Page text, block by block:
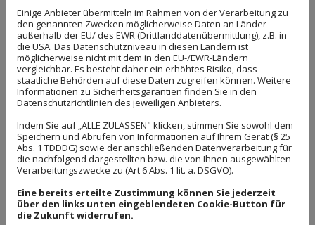
Weiteren verarbeiten wir Ihre Daten, sofern diese zur
Erfüllung einer rechtlichen Verpflichtung
erforderlich sind, auf Grundlage von Art. 6 Abs. 1 lit.
c DS-GVO. Die Datenverarbeitung kann ferner auf
Grundlage unseres berechtigten Interesses nach Art.
Einzelfall einschlägigen Rechtsgrundlagen wird in
den folgenden Absätzen dieser
Datenschutzerklärung informiert.
Datenlöschung und Speicherdauer
Einige Anbieter übermitteln im Rahmen von der Verarbeitung zu
den genannten Zwecken möglicherweise Daten an Länder
außerhalb der EU/ des EWR (Drittlanddatenübermittlung), z.B. in
die USA. Das Datenschutzniveau in diesen Ländern ist
möglicherweise nicht mit dem in den EU-/EWR-Ländern
vergleichbar. Es besteht daher ein erhöhtes Risiko, dass
staatliche Behörden auf diese Daten zugreifen können. Weitere
Informationen zu Sicherheitsgarantien finden Sie in den
Datenschutzrichtlinien des jeweiligen Anbieters.
Indem Sie auf „ALLE ZULASSEN" klicken, stimmen Sie sowohl dem
Speichern und Abrufen von Informationen auf Ihrem Gerät (§ 25
Abs. 1 TDDDG) sowie der anschließenden Datenverarbeitung für
die nachfolgend dargestellten bzw. die von Ihnen ausgewählten
Verarbeitungszwecke zu (Art 6 Abs. 1 lit. a. DSGVO).
Eine bereits erteilte Zustimmung können Sie jederzeit
über den links unten eingeblendeten Cookie-Button für
die Zukunft widerrufen.